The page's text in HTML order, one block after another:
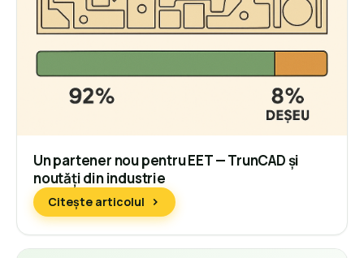
Un partener nou pentru EET — TrunCAD și
noutăți din industrie
Citește articolul